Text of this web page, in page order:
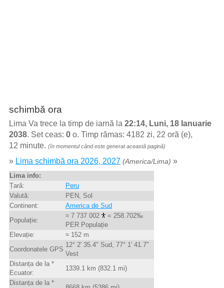
schimbă ora
Lima Va trece la timp de iarnă la 22:14, Luni, 18 Ianuarie
2038. Set ceas: 0o. Timp rămas: 4182 zi, 22 oră (e),
12 minute. (în momentul când este generat această pagină)
» Lima schimbă ora 2026, 2027 (America/Lima) »
Lima info:
Țară:
Peru
Valută:
PEN, Sol
Continent:
America de Sud
Populație:
≈ 7 737 002
= 258.702‰
PER Populație
Elevație:
≈ 152 m
Coordonatele GPS
12° 2' 35.4" Sud, 77° 1' 41.7"
Vest
Distanța de la *
Ecuator:
1339.1 km (832.1 mi)
Distanța de la *